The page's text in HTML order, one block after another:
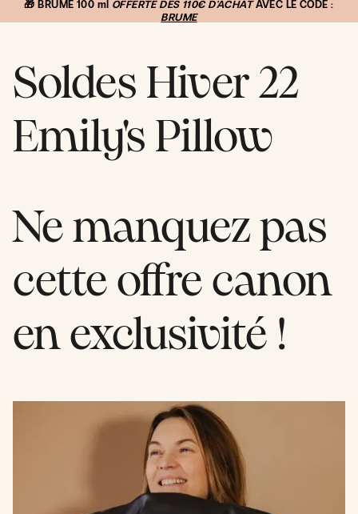
🎁 BRUME 100 ml OFFERTEDÈS 110€ D'ACHATAVEC LE CODE :
BRUME
Soldes Hiver 22
Emily's Pillow
Ne manquez pas
cette offre canon
en exclusivité !